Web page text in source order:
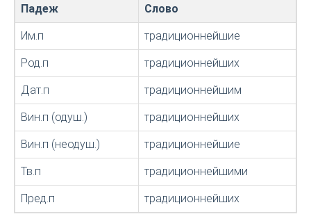
Падеж Слово
Им.п традиционнейшие
Род.п традиционнейших
Дат.п традиционнейшим
Вин.п (одуш.) традиционнейших
Вин.п (неодуш.) традиционнейшие
Тв.п традиционнейшими
Пред.п традиционнейших